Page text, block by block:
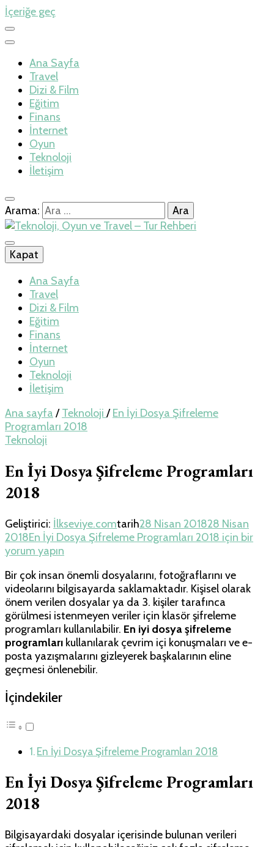
İçeriğe geç
Ana Sayfa
Travel
Dizi & Film
Eğitim
Finans
İnternet
Oyun
Teknoloji
İletişim
Arama:
Teknoloji, Oyun
ve Travel – Tur
Rehberi
İlkseviye
Kapat
Ana Sayfa
Travel
Dizi & Film
Eğitim
Finans
İnternet
Oyun
Teknoloji
İletişim
Ana sayfa / Teknoloji / En İyi Dosya Şifreleme
Programları 2018
Teknoloji
En İyi Dosya Şifreleme Programları
2018
Geliştirici: İlkseviye.comtarih28 Nisan 201828 Nisan
2018En İyi Dosya Şifreleme Programları 2018 için bir
yorum yapın
Bir çok insan önemli dosyalarını, fotoğraflarını ve
videolarını bilgisayarda saklamaktadır. Kişisel olarak
önem verilen dosyalar ya da 3. kişiler tarafınca
görülmesi istenmeyen veriler için klasör şifreleme
programları kullanılabilir. En iyi dosya şifreleme
programları kullanılarak çevrim içi konuşmaları ve e-
posta yazışmalarını gizleyerek başkalarının eline
geçmesi önlenebilir.
İçindekiler
En İyi Dosya Şifreleme Programları 2018
En İyi Dosya Şifreleme Programları
2018
Bilgisayardaki dosyalar içerisinde bulunan verileri